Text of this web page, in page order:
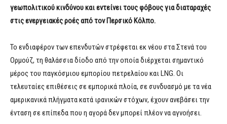
γεωπολιτικού κινδύνου και εντείνει τους φόβους για διαταραχές
στις ενεργειακές ροές από τον Περσικό Κόλπο.
Το ενδιαφέρον των επενδυτών στρέφεται εκ νέου στα Στενά του
Ορμούζ, τη θαλάσσια δίοδο από την οποία διέρχεται σημαντικό
μέρος του παγκόσμιου εμπορίου πετρελαίου και LNG. Οι
τελευταίες επιθέσεις σε εμπορικά πλοία, σε συνδυασμό με τα νέα
αμερικανικά πλήγματα κατά ιρανικών στόχων, έχουν ανεβάσει την
ένταση σε επίπεδα που η αγορά δεν μπορεί πλέον να αγνοήσει.